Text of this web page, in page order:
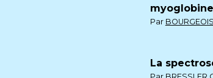
Par
La